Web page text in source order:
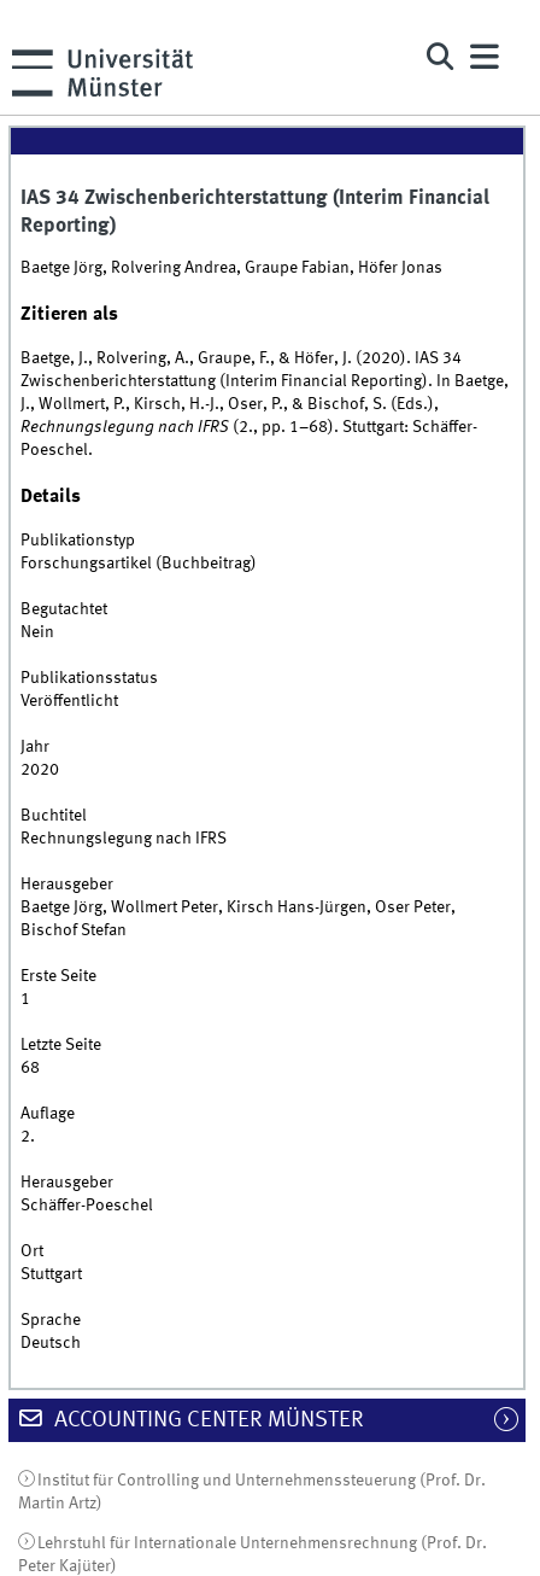
IAS 34 Zwischenberichterstattung (Interim Financial
Reporting)
Baetge Jörg, Rolvering Andrea, Graupe Fabian, Höfer Jonas
Zitieren als
Baetge, J., Rolvering, A., Graupe, F., & Höfer, J. (2020). IAS 34
Zwischenberichterstattung (Interim Financial Reporting). In Baetge,
J., Wollmert, P., Kirsch, H.-J., Oser, P., & Bischof, S. (Eds.),
Rechnungslegung nach IFRS (2., pp. 1–68). Stuttgart: Schäffer-
Poeschel.
Details
Publikationstyp
Forschungsartikel (Buchbeitrag)
Begutachtet
Nein
Publikationsstatus
Veröffentlicht
Jahr
2020
Buchtitel
Rechnungslegung nach IFRS
Herausgeber
Baetge Jörg, Wollmert Peter, Kirsch Hans-Jürgen, Oser Peter,
Bischof Stefan
Erste Seite
1
Letzte Seite
68
Auflage
2.
Herausgeber
Schäffer-Poeschel
Ort
Stuttgart
Sprache
Deutsch
ACCOUNTING CENTER MÜNSTER
Institut für Controlling und Unternehmenssteuerung (Prof. Dr.
Martin Artz)
Lehrstuhl für Internationale Unternehmensrechnung (Prof. Dr.
Peter Kajüter)